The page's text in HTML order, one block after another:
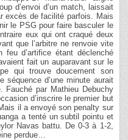
d’envoi d’un match, laissait
excès de facilité parfois. Mais
le PSG pour faire basculer le
eux qui ont craqué deux
que l’arbitre ne renvoie vite
d’artifice étant déclenché
fait un auparavant sur le
qui trouve doucement son
séquence d’une minute aurait
Fauché par Mathieu Debuchy
d’inscrire le premier but
il a envoyé son penalty sur
a tenté un subtil pointu et
Navas battu. De 0-3 à 1-2,
perdue…